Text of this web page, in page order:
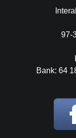
97-
Bank: 64